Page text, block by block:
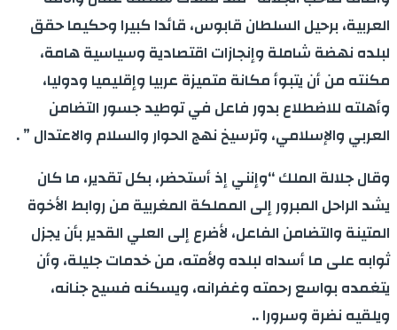
العربية، برحيل السلطان قابوس، قائدا كبيرا وحكيما حقق
لبلده نهضة شاملة وإنجازات اقتصادية وسياسية هامة،
مكنته من أن يتبوأ مكانة متميزة عربيا وإقليميا ودوليا،
وأهلته للاضطلاع بدور فاعل في توطيد جسور التضامن
العربي والإسلامي، وترسيخ نهج الحوار والسلام والاعتدال ” .
وقال جلالة الملك “وإنني إذ أستحضر، بكل تقدير، ما كان
يشد الراحل المبرور إلى المملكة المغربية من روابط الأخوة
المتينة والتضامن الفاعل، لأضرع إلى العلي القدير بأن يجزل
ثوابه على ما أسداه لبلده ولأمته، من خدمات جليلة، وأن
يتغمده بواسع رحمته وغفرانه، ويسكنه فسيح جنانه،
ويلقيه نضرة وسرورا ..